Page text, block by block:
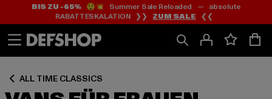
Zum
Inhalt
springen
Zum
Fußzeile
springen
BIS ZU -65%😲💥 Summer Sale Reloaded — absolute
RABATTESKALATION ❯❯ ZUM SALE ❮❮
ALL TIME CLASSICS
Zum
Produktraster
springen